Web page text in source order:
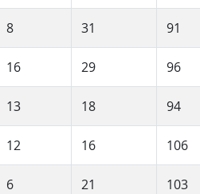
8 31 91
16 29 96
13 18 94
12 16 106
6 21 103